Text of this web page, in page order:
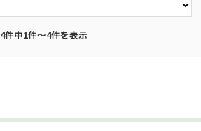
4件中1件～4件を表示